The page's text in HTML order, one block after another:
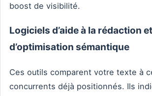
boost de visibilité.
Logiciels d’aide à la rédaction et
d’optimisation sémantique
Ces outils comparent votre texte à
concurrents déjà positionnés. Ils